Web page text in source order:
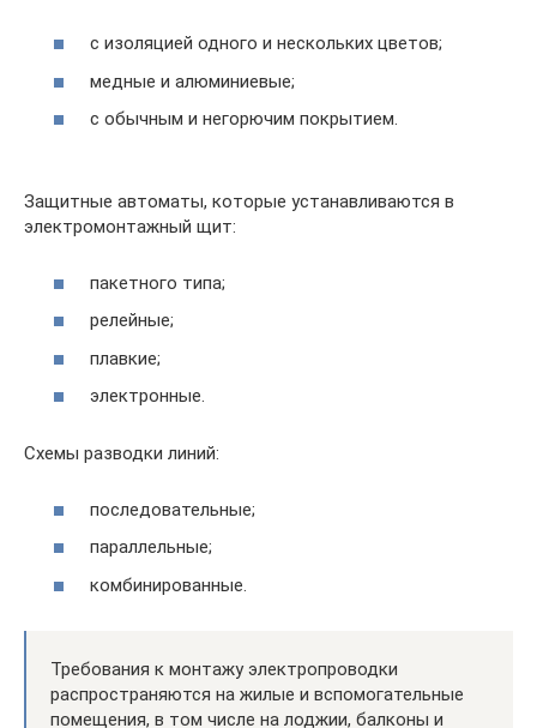
с изоляцией одного и нескольких цветов;
медные и алюминиевые;
с обычным и негорючим покрытием.
Защитные автоматы, которые устанавливаются в
электромонтажный щит:
пакетного типа;
релейные;
плавкие;
электронные.
Схемы разводки линий:
последовательные;
параллельные;
комбинированные.
Требования к монтажу электропроводки
распространяются на жилые и вспомогательные
помещения, в том числе на лоджии, балконы и